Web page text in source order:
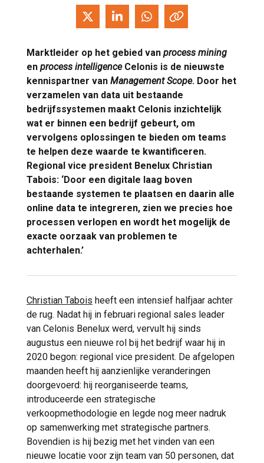
Marktleider op het gebied van process mining
en process intelligence Celonis is de nieuwste
kennispartner van Management Scope. Door het
verzamelen van data uit bestaande
bedrijfssystemen maakt Celonis inzichtelijk
wat er binnen een bedrijf gebeurt, om
vervolgens oplossingen te bieden om teams
te helpen deze waarde te kwantificeren.
Regional vice president Benelux Christian
Tabois: ‘Door een digitale laag boven
bestaande systemen te plaatsen en daarin alle
online data te integreren, zien we precies hoe
processen verlopen en wordt het mogelijk de
exacte oorzaak van problemen te
achterhalen.’
Christian Tabois heeft een intensief halfjaar achter
de rug. Nadat hij in februari regional sales leader
van Celonis Benelux werd, vervult hij sinds
augustus een nieuwe rol bij het bedrijf waar hij in
2020 begon: regional vice president. De afgelopen
maanden heeft hij aanzienlijke veranderingen
doorgevoerd: hij reorganiseerde teams,
introduceerde een strategische
verkoopmethodologie en legde nog meer nadruk
op samenwerking met strategische partners.
Bovendien is hij bezig met het vinden van een
nieuwe locatie voor zijn team van 50 personen, dat